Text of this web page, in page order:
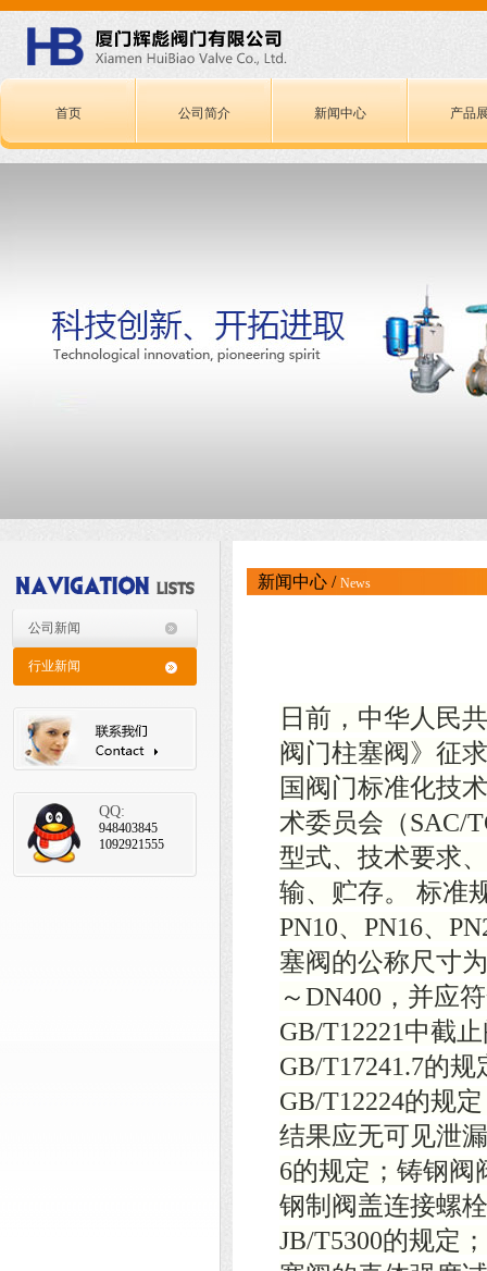
首页 公司简介 新闻中心 产品
公司新闻
行业新闻
QQ:
948403845
1092921555
新闻中心 / News
日前，中华人民
阀门柱塞阀》征
国阀门标准化技
术委员会（SAC/
型式、技术要求
输、贮存。 标准
PN10、PN16、
塞阀的公称尺寸
～DN400，并应
GB/T12221中截
GB/T17241.7的
GB/T12224的规
结果应无可见泄
6的规定；铸钢阀
钢制阀盖连接螺
JB/T5300的规定